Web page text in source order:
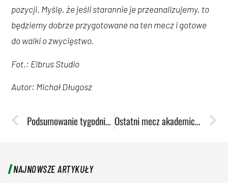
pozycji. Myślę, że jeśli starannie je przeanalizujemy, to
będziemy dobrze przygotowane na ten mecz i gotowe
do walki o zwycięstwo.
Fot.: Elbrus Studio
Autor: Michał Długosz
Podsumowanie tygodnia: Adela Piskorska z rekordem Polski! Ostatni mecz akademiczek w EuroCup już w czwartek w hali MOSiR
NAJNOWSZE ARTYKUŁY